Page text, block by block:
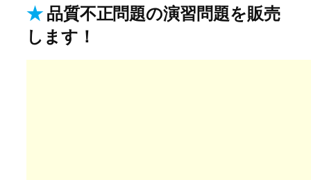
★品質不正問題の演習問題を販売
します！